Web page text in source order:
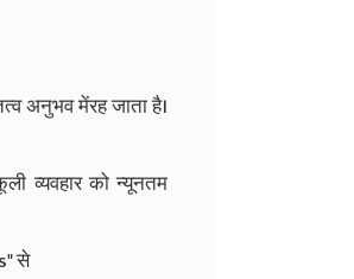
अनुभव मेंरह जाता है।
व्यवहार को न्यूनतम
से